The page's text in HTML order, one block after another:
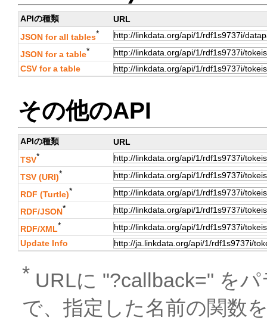
APIの種類
URL
JSON for all tables*
JSON for a table*
CSV for a table
その他のAPI
APIの種類
URL
TSV*
TSV (URI)*
RDF (Turtle)*
RDF/JSON*
RDF/XML*
Update Info
* URLに "?callback=" を
で、指定した名前の関数